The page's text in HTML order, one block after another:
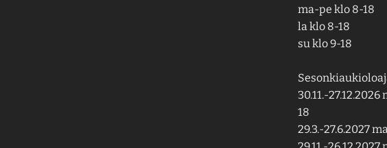
ma-pe klo 8-18
la klo 8-18
su klo 9-18
30.11.-
18
29.3.-27.6.2027